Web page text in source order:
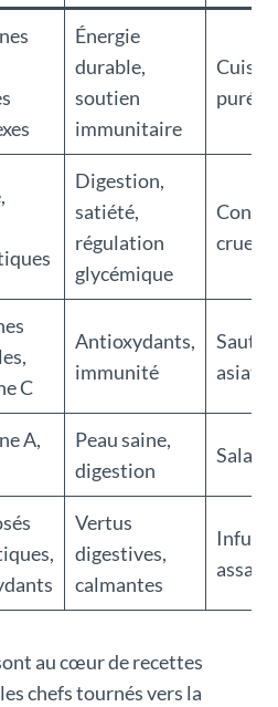
Énergie
durable,
soutien
immunitaire
purée,
Digestion,
satiété,
régulation
glycémique
crue,
C
Antioxydants,
immunité
A,
Peau saine,
digestion
Vertus
digestives,
calmantes
au cœur de recettes
chefs tournés vers la